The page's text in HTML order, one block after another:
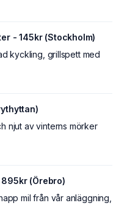
- 145kr (Stockholm)
kyckling, grillspett med
njut av vinterns mörker
(Örebro)
mil från vår anläggning,